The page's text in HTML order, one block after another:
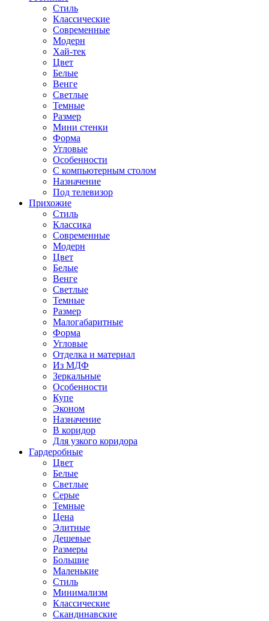
Стиль
Классические
Современные
Модерн
Хай-тек
Цвет
Белые
Венге
Светлые
Темные
Размер
Мини стенки
Форма
Угловые
Особенности
С компьютерным столом
Назначение
Под телевизор
Прихожие
Стиль
Классика
Современные
Модерн
Цвет
Белые
Венге
Светлые
Темные
Размер
Малогабаритные
Форма
Угловые
Отделка и материал
Из МДФ
Зеркальные
Особенности
Купе
Эконом
Назначение
В коридор
Для узкого коридора
Гардеробные
Цвет
Белые
Светлые
Серые
Темные
Цена
Элитные
Дешевые
Размеры
Большие
Маленькие
Стиль
Минимализм
Классические
Скандинавские